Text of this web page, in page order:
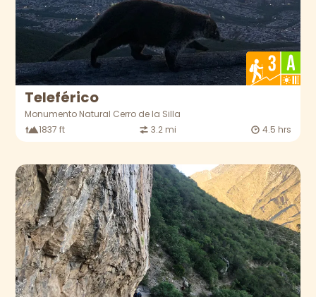
Teleférico
Monumento Natural Cerro de la Silla
1837 ft
3.2 mi 4.5 hrs